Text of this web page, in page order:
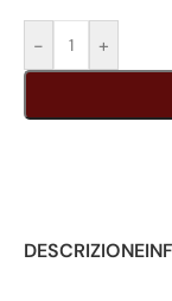
- +
DESCRIZIONE